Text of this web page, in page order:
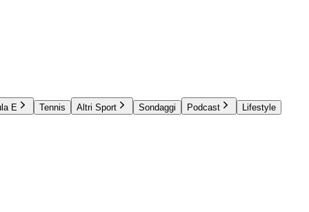
E Tennis Altri Sport Sondaggi Podcast
Lifestyle